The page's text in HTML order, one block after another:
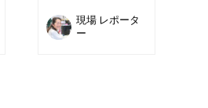
現場 レポータ
ー